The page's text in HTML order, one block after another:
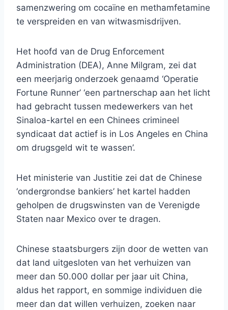
samenzwering om cocaïne en methamfetamine
te verspreiden en van witwasmisdrijven.
Het hoofd van de Drug Enforcement
Administration (DEA), Anne Milgram, zei dat
een meerjarig onderzoek genaamd ‘Operatie
Fortune Runner’ ‘een partnerschap aan het licht
had gebracht tussen medewerkers van het
Sinaloa-kartel en een Chinees crimineel
syndicaat dat actief is in Los Angeles en China
om drugsgeld wit te wassen’.
Het ministerie van Justitie zei dat de Chinese
‘ondergrondse bankiers’ het kartel hadden
geholpen de drugswinsten van de Verenigde
Staten naar Mexico over te dragen.
Chinese staatsburgers zijn door de wetten van
dat land uitgesloten van het verhuizen van
meer dan 50.000 dollar per jaar uit China,
aldus het rapport, en sommige individuen die
meer dan dat willen verhuizen, zoeken naar